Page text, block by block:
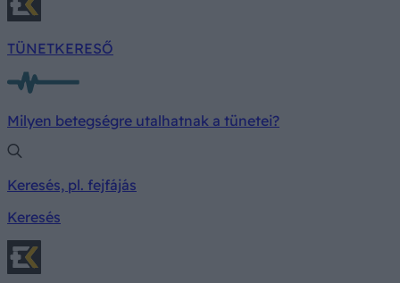
TÜNETKERESŐ
Milyen betegségre utalhatnak a tünetei?
Keresés, pl. fejfájás
Keresés